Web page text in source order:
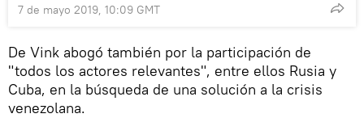
7 de mayo 2019, 10:09 GMT
De Vink abogó también por la participación de
"todos los actores relevantes", entre ellos Rusia y
Cuba, en la búsqueda de una solución a la crisis
venezolana.